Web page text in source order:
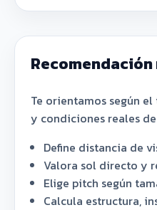
Te orientamos según
y condiciones reales
Define distancia de
Valora sol directo y
Elige pitch según
Calcula estructura,